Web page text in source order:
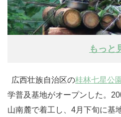
もっと
広西壮族自治区の桂林七星公園
学普及基地がオープンした。
山南麓で着工し、4月下旬に基